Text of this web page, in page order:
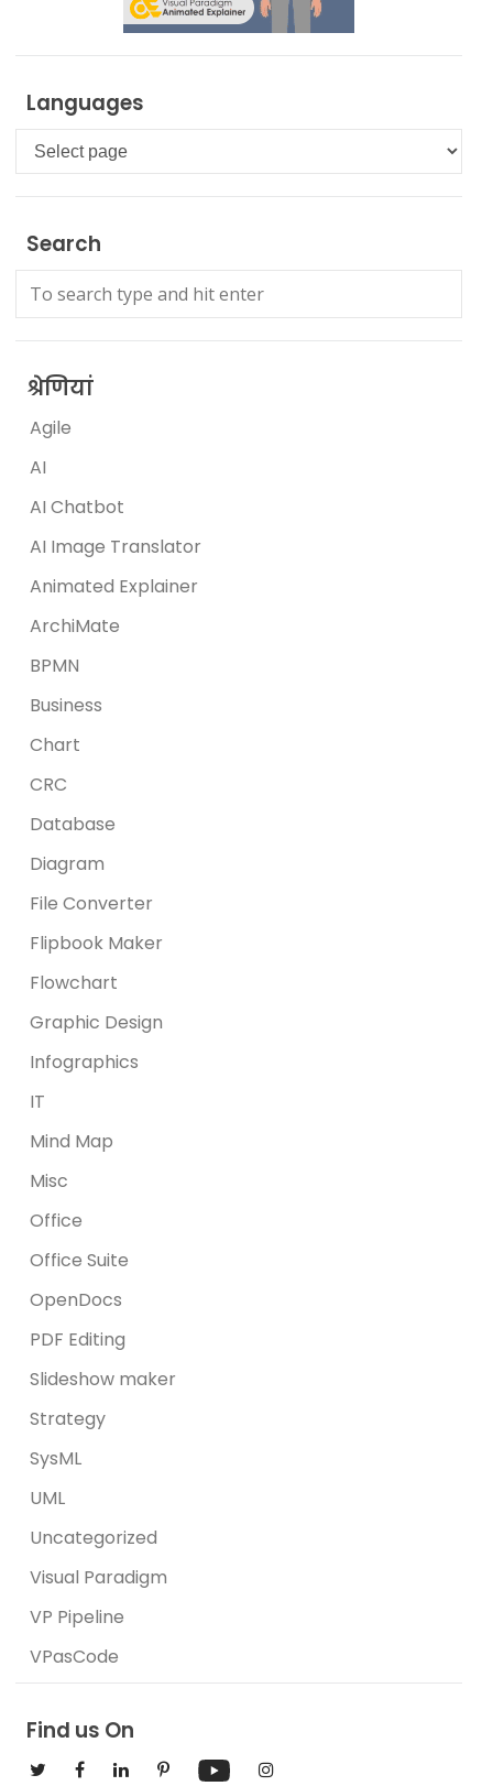
Languages
Languages
Search
श्रेणियां
Agile
AI
AI Chatbot
AI Image Translator
Animated Explainer
ArchiMate
BPMN
Business
Chart
CRC
Database
Diagram
File Converter
Flipbook Maker
Flowchart
Graphic Design
Infographics
IT
Mind Map
Misc
Office
Office Suite
OpenDocs
PDF Editing
Slideshow maker
Strategy
SysML
UML
Uncategorized
Visual Paradigm
VP Pipeline
VPasCode
Find us On